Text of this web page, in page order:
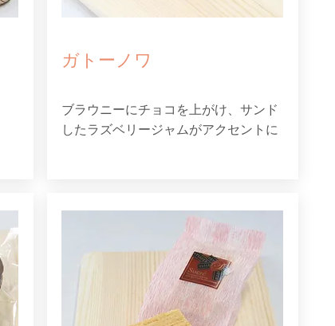
ガトーノワ
ブラウニーにチョコを上がけ、サンド
したラズベリージャムがアクセントに